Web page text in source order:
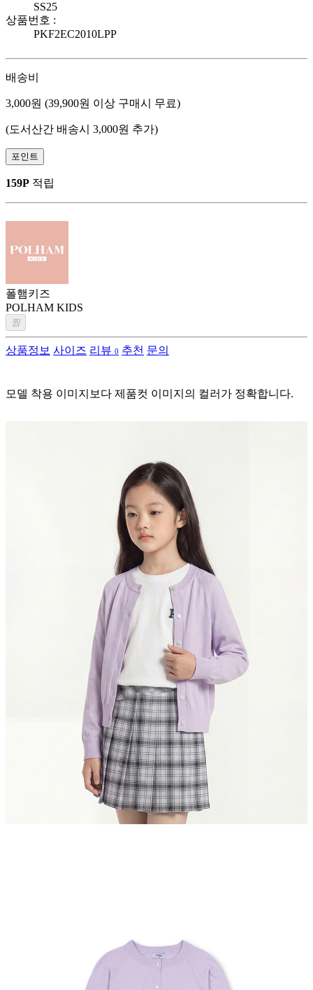
SS25
상품번호 :
PKF2EC2010LPP
배송비
3,000원 (39,900원 이상 구매시 무료)
(도서산간 배송시 3,000원 추가)
포인트
159P 적립
폴햄키즈
POLHAM KIDS
찜
상품정보 사이즈 리뷰 0 추천 문의
모델 착용 이미지보다 제품컷 이미지의 컬러가 정확합니다.